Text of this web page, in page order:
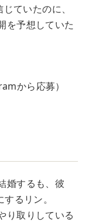
ていたのに、
を予想していた
から応募）
婚するも、彼
るリン。
り取りしている